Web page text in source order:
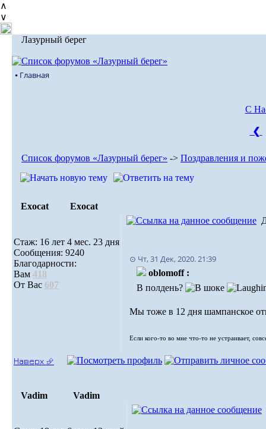
∧
∨
Лазурный берег
⦁ Главная
С
❮
Список форумов «Лазурный берег» -> Поздравления и
Exocat Exocat
Стаж: 16 лет 4 мес. 23 дня
Сообщения: 9240
Благодарности:
Вам 418
От Вас 607
⊙ Чт, 31 Дек, 2020. 21:39
oblomoff :
В полдень?
Мы тоже в 12 дня шампанское
Если кого-то во мне что-то не устраивает,
Наверх ⮵
Vadim Vadim